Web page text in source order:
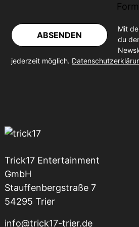
ABSENDEN
Mit
du
jederzeit möglich.
Trick17 Entertainment
GmbH
Stauffenbergstraße 7
54295 Trier
info@trick17-trier.de